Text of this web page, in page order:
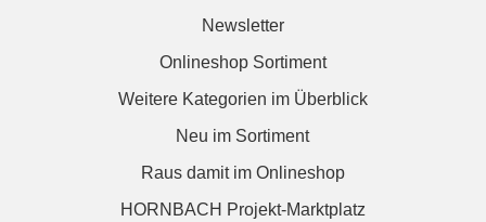
Newsletter
Onlineshop Sortiment
Weitere Kategorien im Überblick
Neu im Sortiment
Raus damit im Onlineshop
HORNBACH Projekt-Marktplatz